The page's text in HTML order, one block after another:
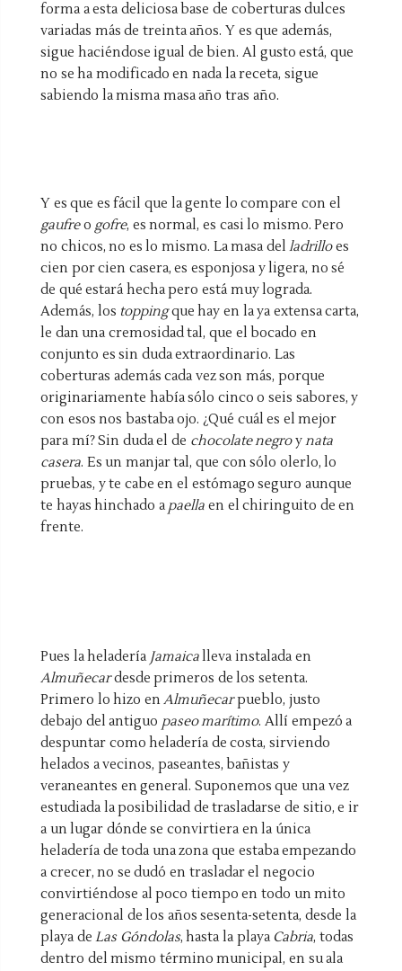
forma a esta deliciosa base de coberturas dulces
variadas más de treinta años. Y es que además,
sigue haciéndose igual de bien. Al gusto está, que
no se ha modificado en nada la receta, sigue
sabiendo la misma masa año tras año.
Y es que es fácil que la gente lo compare con el
gaufreo gofre, es normal, es casi lo mismo. Pero
no chicos, no es lo mismo. La masa delladrilloes
cien por cien casera, es esponjosa y ligera, no sé
de qué estará hecha pero está muy lograda.
Además, los toppingque hay en la ya extensa carta,
le dan una cremosidadtal, que el bocado en
conjunto es sin duda extraordinario. Las
coberturas además cada vez son más, porque
originariamente había sólo cinco o seis sabores, y
con esos nos bastaba ojo. ¿Qué cuál es el mejor
para mí? Sin duda el de chocolate negroynata
casera. Es un manjar tal, que con sólo olerlo, lo
pruebas, y te cabe en el estómago seguro aunque
te hayas hinchado a paella en el chiringuito de en
frente.
Pues la heladería Jamaicalleva instalada en
Almuñecar desde primeros de los setenta.
Primero lo hizo enAlmuñecarpueblo, justo
debajo del antiguo paseo marítimo. Allí empezó a
despuntar como heladería de costa, sirviendo
helados a vecinos, paseantes, bañistas y
veraneantes en general. Suponemos que una vez
estudiada la posibilidad de trasladarse de sitio, e ir
a un lugar dónde se convirtiera en la única
heladería de toda una zona que estaba empezando
a crecer, no se dudó en trasladar el negocio
convirtiéndose al poco tiempo en todo un mito
generacional de los años sesenta-setenta, desde la
playa deLas Góndolas, hasta la playa Cabria, todas
dentro del mismo término municipal, en su ala